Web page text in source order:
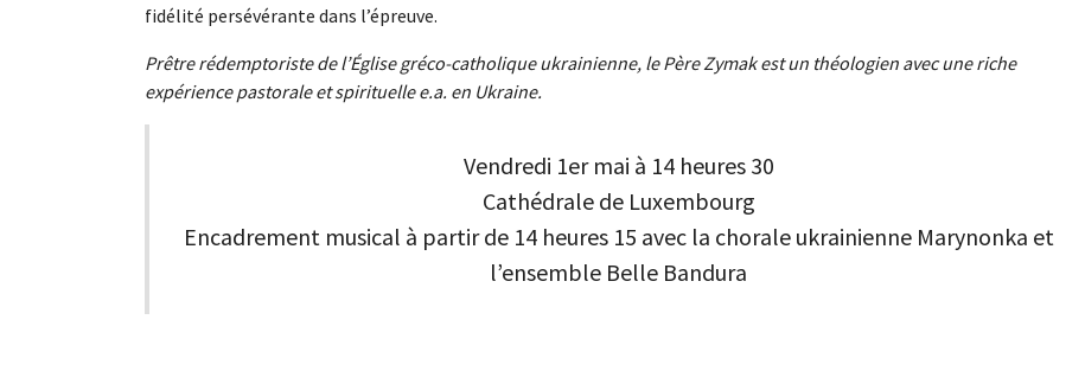
fidélité persévérante dans l’épreuve.
Prêtre rédemptoriste de l’Église gréco-catholique ukrainienne, le Père Zymak est un théologien avec une riche
expérience pastorale et spirituelle e.a. en Ukraine.
Vendredi 1er mai à 14 heures 30
Cathédrale de Luxembourg
Encadrement musical à partir de 14 heures 15 avec la chorale ukrainienne Marynonka et
l’ensemble Belle Bandura